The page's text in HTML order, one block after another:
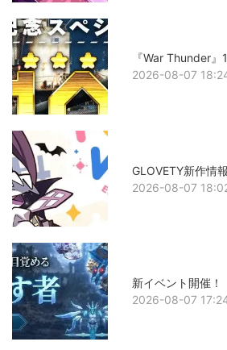
『War Thunder』
2026-08-07
GLOVETY新作情報
2026-08-07
新イベント開催！
2026-08-07